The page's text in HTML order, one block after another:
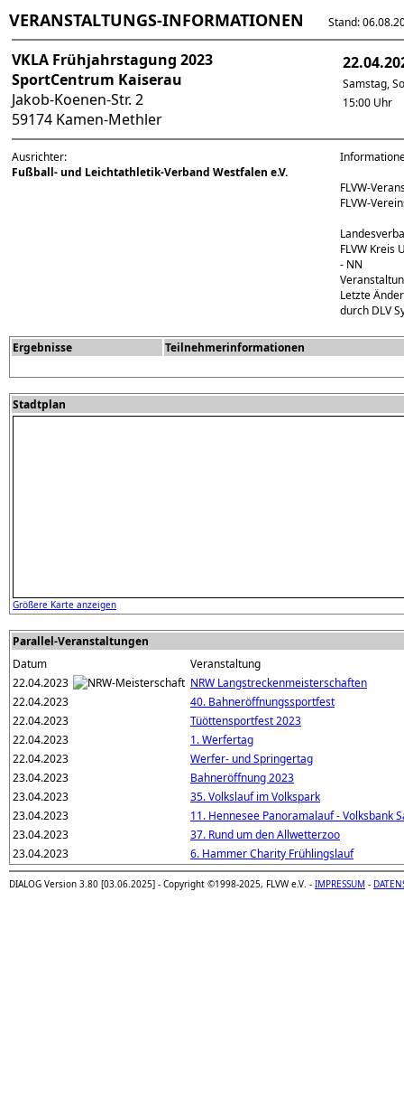
VERANSTALTUNGS-INFORMATIONEN Stand:
VKLA Frühjahrstagung 2023
SportCentrum Kaiserau
Jakob-Koenen-Str. 2
59174 Kamen-Methler
Samstag,
15:00 Uhr
Ausrichter:
Fußball- und Leichtathletik-Verband Westfalen e.V.
FLVW-
FLVW-
FLVW Kreis
- NN
Letzte
durch DLV
Ergebnisse Teilnehmerinformationen
Stadtplan
Größere Karte anzeigen
Parallel-Veranstaltungen
Datum
Veranstaltung
22.04.2023
NRW Langstreckenmeisterschaften
22.04.2023
40. Bahneröffnungssportfest
22.04.2023
Tüöttensportfest 2023
22.04.2023
1. Werfertag
22.04.2023
Werfer- und Springertag
23.04.2023
Bahneröffnung 2023
23.04.2023
35. Volkslauf im Volkspark
23.04.2023
11. Hennesee Panoramalauf - Volksbank
23.04.2023
37. Rund um den Allwetterzoo
23.04.2023
6. Hammer Charity Frühlingslauf
DIALOG Version 3.80 [03.06.2025] - Copyright ©1998-2025, FLVW e.V. - IMPRESSUM -